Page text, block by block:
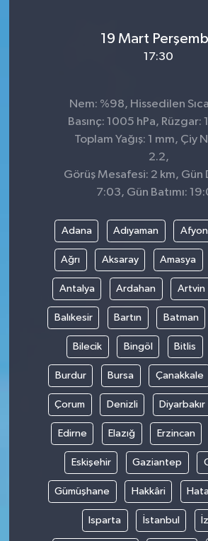
19 Mart
17:30
Nem: %98, Hissedilen
Basınç: 1005 hPa, Rüzgar:
Toplam Yağış: 1 mm, Çiy
2.2,
Görüş Mesafesi: 2 km, Gün
7:03, Gün Batımı:
Adana Adıyaman
Ağrı Aksaray Amasya
Antalya Ardahan Artvin
Balıkesir Bartın Batman
Bilecik Bingöl Bitlis
Burdur Bursa Çanakkale
Çorum Denizli Diyarbakır
Edirne Elazığ Erzincan
Eskişehir Gaziantep
Gümüşhane Hakkâri
Isparta İstanbul